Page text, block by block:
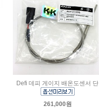
Defi 데피 게이지 배온도센서 단
261,000원